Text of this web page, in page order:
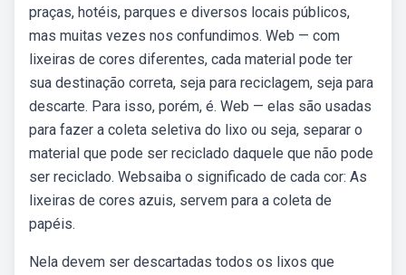
praças, hotéis, parques e diversos locais públicos,
mas muitas vezes nos confundimos. Web — com
lixeiras de cores diferentes, cada material pode ter
sua destinação correta, seja para reciclagem, seja para
descarte. Para isso, porém, é. Web — elas são usadas
para fazer a coleta seletiva do lixo ou seja, separar o
material que pode ser reciclado daquele que não pode
ser reciclado. Websaiba o significado de cada cor: As
lixeiras de cores azuis, servem para a coleta de
papéis.
Nela devem ser descartadas todos os lixos que